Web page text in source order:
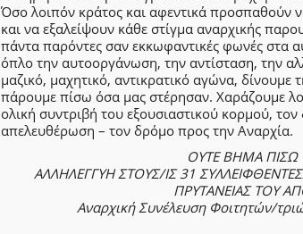
Όσο λοιπόν κράτος και αφεντικά προσπαθούν
και να εξαλείψουν κάθε στίγμα αναρχικής
πάντα παρόντες σαν εκκωφαντικές φωνές στα
όπλο την αυτοοργάνωση, την αντίσταση, την
μαζικό, μαχητικό, αντικρατικό αγώνα,
πάρουμε πίσω όσα μας στέρησαν. Χαράζουμε
ολική συντριβή του εξουσιαστικού κορμού,
απελευθέρωση – τον δρόμο προς την Αναρχία.
ΟΥΤΕ ΒΗΜΑ ΠΙΣΩ
ΑΛΛΗΛΕΓΓΥΗ ΣΤΟΥΣ/ΙΣ 31
ΠΡΥΤΑΝΕΙΑΣ ΤΟΥ
Αναρχική Συνέλευση Φοιτητών/